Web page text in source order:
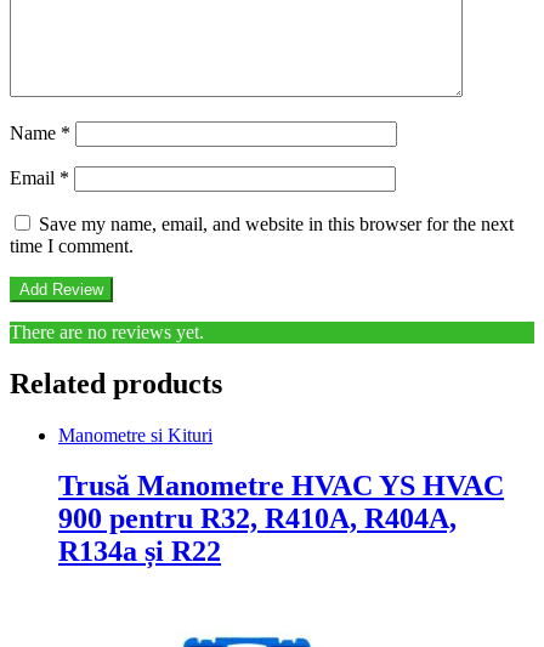
Name *
Email *
Save my name, email, and website in this browser for the next
time I comment.
There are no reviews yet.
Related products
Manometre si Kituri
Trusă Manometre HVAC YS HVAC
900 pentru R32, R410A, R404A,
R134a și R22